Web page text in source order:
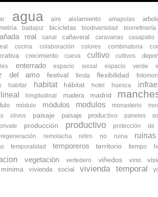
agua aire aislamiento amapolas
badajoz bicicletas biodiversidad biorrefinería
real canal cañaveral caravanas casapatio
cocina colaboración colores combinatoria
crecimiento cueva cultivo cultivos
enterrado espacio social espacio verde
del amo festival fiesta flexibilidad
habitar habitat hábitat hotel huesca
lineal longitudinal madera madrid
módulo módulos modulos monasterio
olivos paisaje paisaje productivo paneles
producción productivo protección
regeneración remolacha retiro rio ruina ruinas
temporalidad temporeros territorio tiempo
vegetación vertedero viñedos vino
vivienda social vivienda temporal